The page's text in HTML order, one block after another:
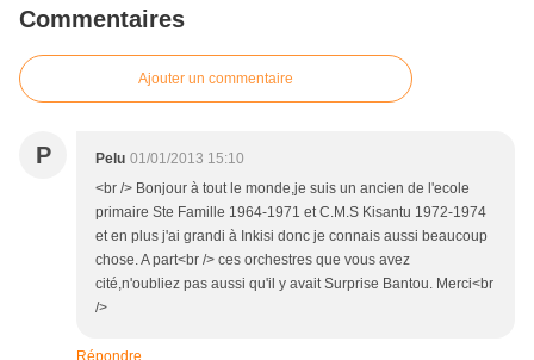
Commentaires
Ajouter un commentaire
P Pelu 01/01/2013 15:10
<br /> Bonjour à tout le monde,je suis un ancien de l'ecole
primaire Ste Famille 1964-1971 et C.M.S Kisantu 1972-1974
et en plus j'ai grandi à Inkisi donc je connais aussi beaucoup
chose. A part<br /> ces orchestres que vous avez
cité,n'oubliez pas aussi qu'il y avait Surprise Bantou. Merci<br
/>
Répondre